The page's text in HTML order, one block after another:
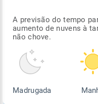
A previsão do tempo
aumento de nuvens à
não chove.
Madrugada